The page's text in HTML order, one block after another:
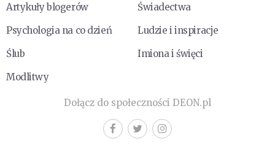
Artykuły blogerów
Świadectwa
Psychologia na co dzień
Ludzie i inspiracje
Ślub
Imiona i święci
Modlitwy
Dołącz do społeczności DEON.pl